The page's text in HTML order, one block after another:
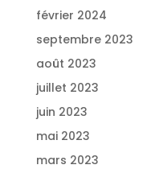
février 2024
septembre 2023
août 2023
juillet 2023
juin 2023
mai 2023
mars 2023